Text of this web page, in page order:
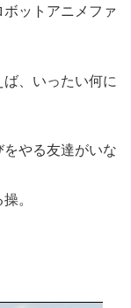
ボットアニメファ
、いったい何に
をやる友達がいな
。